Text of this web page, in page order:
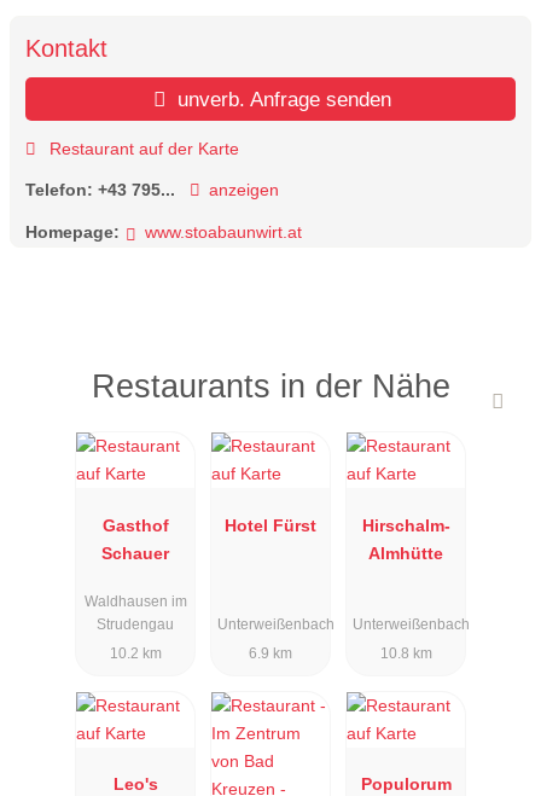
Kontakt
unverb. Anfrage senden
Restaurant auf der Karte
Telefon: +43 795... anzeigen
Homepage: www.stoabaunwirt.at
Restaurants in der Nähe
Gasthof
Schauer
Waldhausen im
Strudengau
10.2 km
Hotel Fürst
Unterweißenbach
6.9 km
Hirschalm-
Almhütte
Unterweißenbach
10.8 km
Leo's
Populorum